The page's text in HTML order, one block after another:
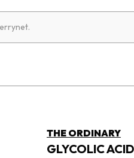
THE ORDINARY
GLYCOLIC